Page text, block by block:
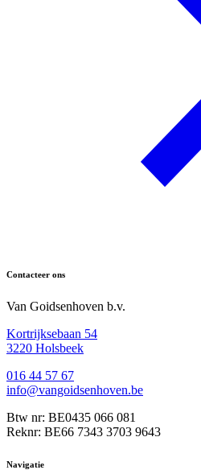
Contacteer ons
Van Goidsenhoven b.v.
Kortrijksebaan 54
3220 Holsbeek
016 44 57 67
info@vangoidsenhoven.be
Btw nr: BE0435 066 081
Reknr: BE66 7343 3703 9643
Navigatie